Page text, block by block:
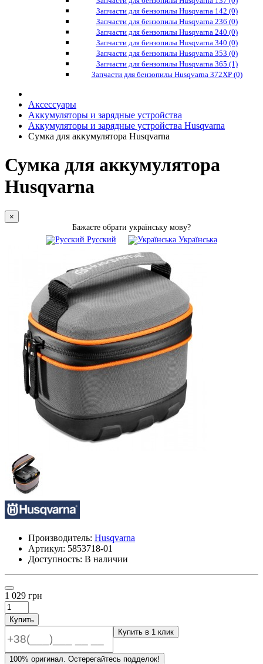
Запчасти для бензопилы Husqvarna 142 (0)
Запчасти для бензопилы Husqvarna 236 (0)
Запчасти для бензопилы Husqvarna 240 (0)
Запчасти для бензопилы Husqvarna 340 (0)
Запчасти для бензопилы Husqvarna 353 (0)
Запчасти для бензопилы Husqvarna 365 (1)
Запчасти для бензопилы Husqvarna 372XP (0)
Аксессуары
Аккумуляторы и зарядные устройства
Аккумуляторы и зарядные устройства Husqvarna
Сумка для аккумулятора Husqvarna
Сумка для аккумулятора
Husqvarna
×
Бажаєте обрати українську мову?
Русский
Українська
Производитель: Husqvarna
Артикул: 5853718-01
Доступность: В наличии
1 029 грн
Купить
Купить в 1 клик
100% оригинал. Остерегайтесь подделок!